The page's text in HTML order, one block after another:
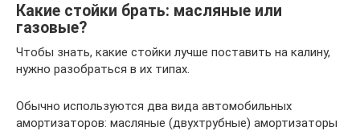
Какие стойки брать: масляные или
газовые?
Чтобы знать, какие стойки лучше поставить на калину,
нужно разобраться в их типах.
Обычно используются два вида автомобильных
амортизаторов: масляные (двухтрубные) амортизаторы